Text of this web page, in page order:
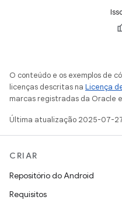
O conteúdo e os exemplos de
licenças descritas na Licença
marcas registradas da Oracle
Última atualização 2025-07-
CRIAR
Repositório do Android
Requisitos